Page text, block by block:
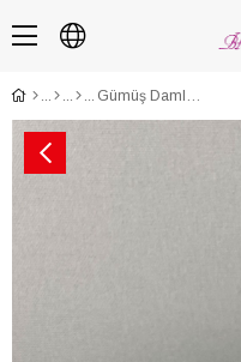
Gümüş Damla 3 Boyutlu Gelin Tacı